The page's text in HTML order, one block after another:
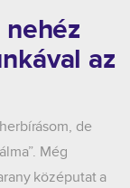
az
de
Még
középutat a